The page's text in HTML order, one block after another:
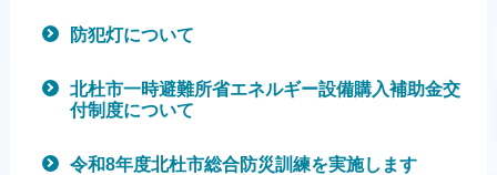
防犯灯について
北杜市一時避難所省エネルギー設備購入補助金交
付制度について
令和8年度北杜市総合防災訓練を実施します